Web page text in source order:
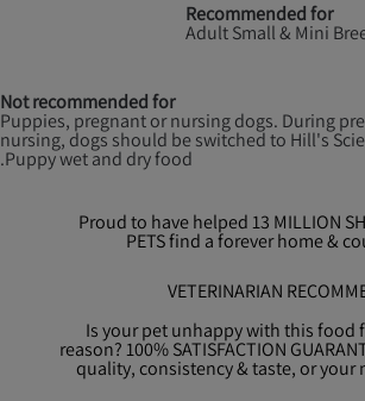
Recommended for
Adult Small & Mini
Not recommended for
Puppies, pregnant or nursing dogs. During
nursing, dogs should be switched to Hill's
Puppy wet and dry food.
Proud to have helped 13 MILLION
PETS find a forever home &
VETERINARIAN
Is your pet unhappy with this food
reason? 100% SATISFACTION
quality, consistency & taste, or your